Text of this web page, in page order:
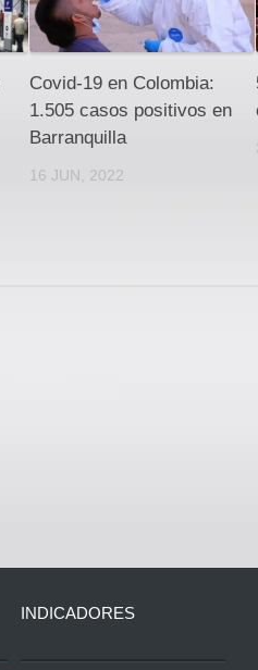
Covid-19 en Colombia:
1.505 casos positivos en
Barranquilla
16 JUN, 2022
INDICADORES